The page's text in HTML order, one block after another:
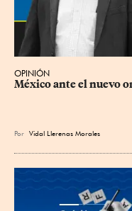
OPINIÓN
México ante el nuevo
Por Vidal Llerenas Morales